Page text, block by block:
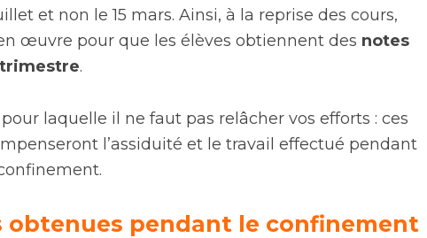
et non le 15 mars. Ainsi, à la reprise des cours,
œuvre pour que les élèves obtiennent des notes
.
pour laquelle il ne faut pas relâcher vos efforts : ces
l’assiduité et le travail effectué pendant
obtenues pendant le confinement